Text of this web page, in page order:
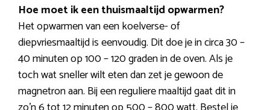
Hoe moet ik een thuismaaltijd opwarmen?
Het opwarmen van een koelverse- of
diepvriesmaaltijd is eenvoudig. Dit doe je in circa 30 –
40 minuten op 100 – 120 graden in de oven. Als je
toch wat sneller wilt eten dan zet je gewoon de
magnetron aan. Bij een reguliere maaltijd gaat dit in